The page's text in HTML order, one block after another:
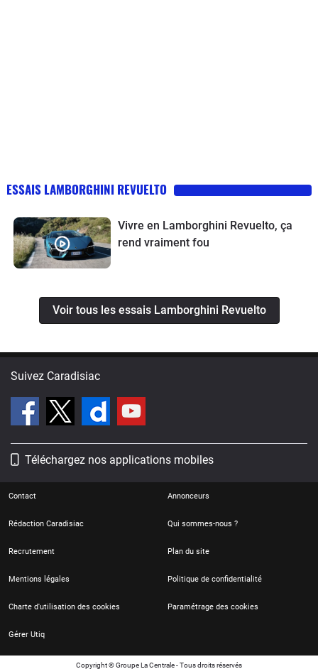
ESSAIS LAMBORGHINI REVUELTO
Vivre en Lamborghini Revuelto, ça
rend vraiment fou
Voir tous les essais Lamborghini Revuelto
Suivez Caradisiac
Téléchargez nos applications mobiles
Contact Annonceurs
Rédaction Caradisiac Qui sommes-nous ?
Recrutement Plan du site
Mentions légales Politique de confidentialité
Charte d'utilisation des cookies Paramétrage des cookies
Gérer Utiq
Copyright © Groupe La Centrale - Tous droits réservés